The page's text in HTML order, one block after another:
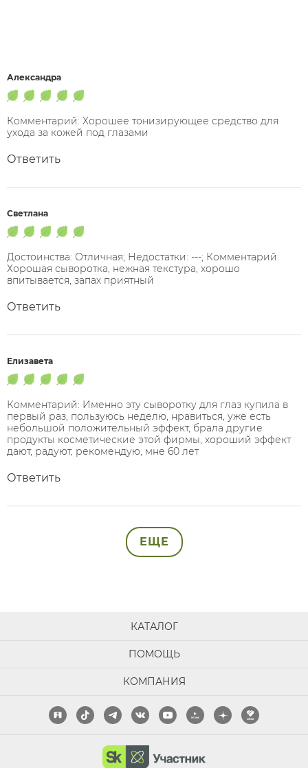
Александра
Комментарий: Хорошее тонизирующее средство для
ухода за кожей под глазами
Ответить
Светлана
Достоинства: Отличная; Недостатки: ---; Комментарий:
Хорошая сыворотка, нежная текстура, хорошо
впитывается, запах приятный
Ответить
Елизавета
Комментарий: Именно эту сыворотку для глаз купила в
первый раз, пользуюсь неделю, нравиться, уже есть
небольшой положительный эффект, брала другие
продукты косметические этой фирмы, хороший эффект
дают, радуют, рекомендую, мне 60 лет
Ответить
ЕЩЕ
КАТАЛОГ
ПОМОЩЬ
КОМПАНИЯ